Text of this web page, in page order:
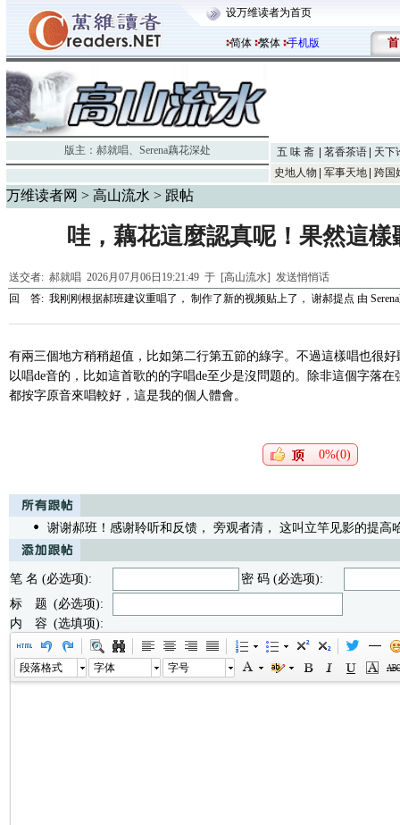
设万维读者为首页
简体 繁体 手机版 首
版主： 郝就唱、 Serena藕花深处 五 味 斋 茗香茶语
天下
史地人物
军事天地 跨国
万维读者网 > 高山流水 > 跟帖
哇，藕花這麼認真呢！果然這
送交者: 郝就唱 2026月07月06日19:21:49 于 [高山流水] 发送悄悄话
回 答: 我刚刚根据郝班建议重唱了， 制作了新的视频贴上了， 谢郝提点 由
有兩三個地方稍稍超值，比如第二行第五節的綠字。不過這樣唱也很
以唱de音的，比如這首歌的的字唱de至少是沒問題的。除非這個字落
都按字原音來唱較好，這是我的個人體會。
0%(0)
谢谢郝班！感谢聆听和反馈， 旁观者清， 这叫立竿见影的提高
笔 名 (必选项):
密 码 (必选项):
标 题 (必选项):
内 容 (选填项):
段落格式 字体 字号